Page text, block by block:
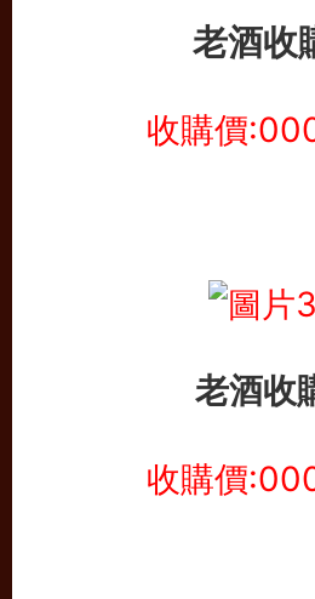
老酒收
收購價
老酒收
收購價